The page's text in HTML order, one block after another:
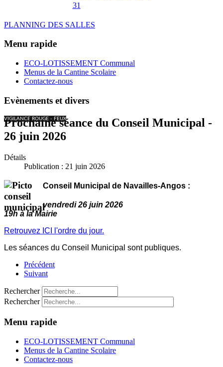
31
PLANNING DES SALLES
Menu rapide
ECO-LOTISSEMENT Communal
Menus de la Cantine Scolaire
Contactez-nous
Evènements et divers
VIGILANCE ROUGE - FEUX
Prochaine séance du Conseil Municipal -
26 juin 2026
Détails
Publication : 21 juin 2026
Conseil Municipal de Navailles-Angos :
vendredi 26 juin 2026
19h à la Mairie
Retrouvez ICI l'ordre du jour.
Les séances du Conseil Municipal sont publiques.
Précédent
Suivant
Rechercher
Rechercher
Menu rapide
ECO-LOTISSEMENT Communal
Menus de la Cantine Scolaire
Contactez-nous